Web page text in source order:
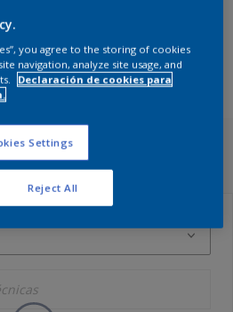
pertinentes.
HSH
(HT)
you agree to the storing of cookies
navigation, analyze site usage, and
Declaración de cookies para
Settings
Reject All